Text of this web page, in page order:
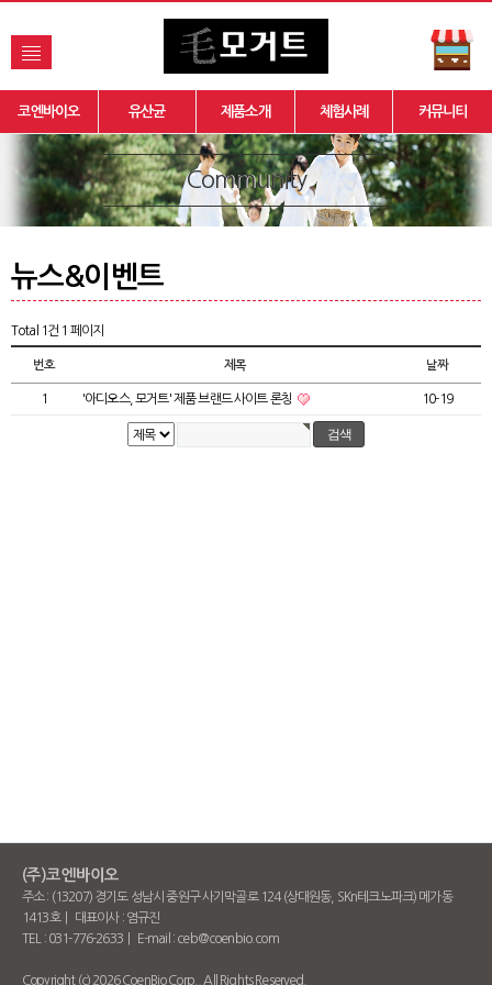
코엔바이오 유산균 제품소개 체험사례 커뮤니티
Community
뉴스&이벤트
Total 1건 1 페이지
번호 제목 날짜
1 '아디오스, 모거트' 제품 브랜드 사이트 론칭 10-19
(주)코엔바이오
주소 : (13207) 경기도 성남시 중원구 사기막골로 124 (상대원동, SKn테크노파크) 메가동
1413호 | 대표이사 : 염규진
TEL : 031-776-2633 | E-mail : ceb@coenbio.com
Copyright (c) 2026 CoenBio Corp., All Rights Reserved.